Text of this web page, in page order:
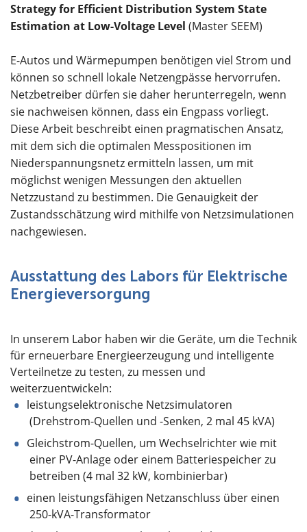
Strategy for Efficient Distribution System State
Estimation at Low-Voltage Level (Master SEEM)
E-Autos und Wärmepumpen benötigen viel Strom und
können so schnell lokale Netzengpässe hervorrufen.
Netzbetreiber dürfen sie daher herunterregeln, wenn
sie nachweisen können, dass ein Engpass vorliegt.
Diese Arbeit beschreibt einen pragmatischen Ansatz,
mit dem sich die optimalen Messpositionen im
Niederspannungsnetz ermitteln lassen, um mit
möglichst wenigen Messungen den aktuellen
Netzzustand zu bestimmen. Die Genauigkeit der
Zustandsschätzung wird mithilfe von Netzsimulationen
nachgewiesen.
Ausstattung des Labors für Elektrische
Energieversorgung
In unserem Labor haben wir die Geräte, um die Technik
für erneuerbare Energieerzeugung und intelligente
Verteilnetze zu testen, zu messen und
weiterzuentwickeln:
leistungselektronische Netzsimulatoren
(Drehstrom-Quellen und -Senken, 2 mal 45 kVA)
Gleichstrom-Quellen, um Wechselrichter wie mit
einer PV-Anlage oder einem Batteriespeicher zu
betreiben (4 mal 32 kW, kombinierbar)
einen leistungsfähigen Netzanschluss über einen
250-kVA-Transformator